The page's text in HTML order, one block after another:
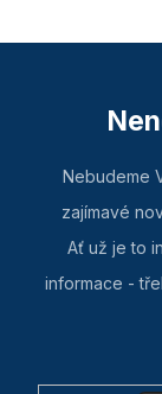
Nebudeme
zajímavé
Ať už je to
informace -